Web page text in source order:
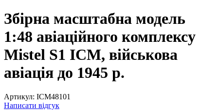
Збірна масштабна модель
1:48 авіаційного комплексу
Mistel S1 ICM, військова
авіація до 1945 р.
Артикул: ICM48101
Написати відгук